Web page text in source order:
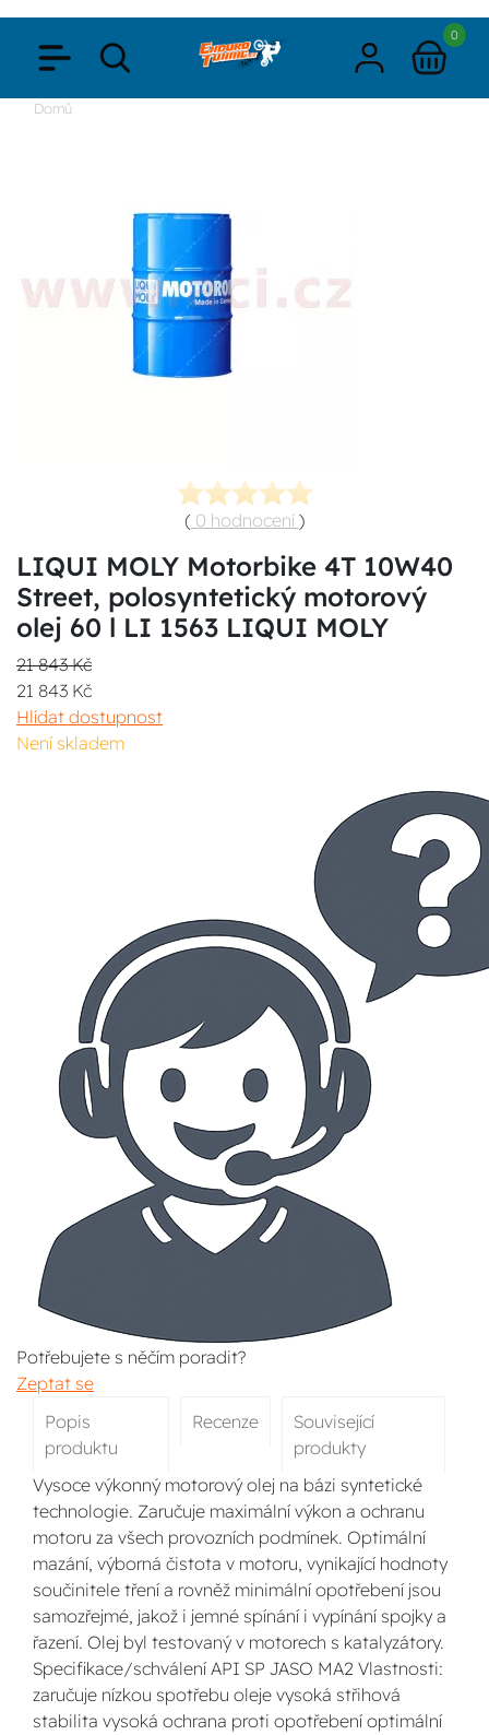
0
Domů
( 0 hodnocení )
LIQUI MOLY Motorbike 4T 10W40
Street, polosyntetický motorový
olej 60 l LI 1563 LIQUI MOLY
21 843 Kč
21 843 Kč
Hlídat dostupnost
Není skladem
Potřebujete s něčím poradit?
Zeptat se
Popis
produktu
Recenze
Související
produkty
Vysoce výkonný motorový olej na bázi syntetické
technologie. Zaručuje maximální výkon a ochranu
motoru za všech provozních podmínek. Optimální
mazání, výborná čistota v motoru, vynikající hodnoty
součinitele tření a rovněž minimální opotřebení jsou
samozřejmé, jakož i jemné spínání i vypínání spojky a
řazení. Olej byl testovaný v motorech s katalyzátory.
Specifikace/schválení API SP JASO MA2 Vlastnosti:
zaručuje nízkou spotřebu oleje vysoká střihová
stabilita vysoká ochrana proti opotřebení optimální